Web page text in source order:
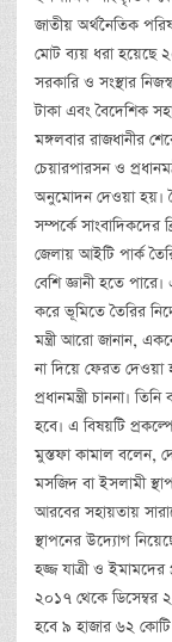
জাতীয় অর্থনৈতিক
মোট ব্যয় ধরা হয়েছে
সরকারি ও সংস্থার
টাকা এবং বৈদেশিক
মঙ্গলবার রাজধানীর
চেয়ারপারসন ও
অনুমোদন দেওয়া হয়।
সম্পর্কে সাংবাদিকদের
জেলায় আইটি পার্ক
বেশি জ্ঞানী হতে
করে ভূমিতে তৈরির
মন্ত্রী আরো জানান,
না দিয়ে ফেরত দেওয়া
প্রধানমন্ত্রী চাননা।
হবে। এ বিষয়টি
মুস্তফা কামাল বলেন,
মসজিদ বা ইসলামী
আরবের সহায়তায়
স্থাপনের উদ্যোগ
হজ্জ যাত্রী ও ইমামদের
২০১৭ থেকে ডিসেম্বর
হবে ৯ হাজার ৬২